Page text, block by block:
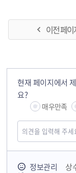
이전 페이
현재 페이지에서
요?
매우만족
정보관리
상